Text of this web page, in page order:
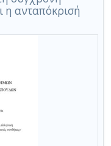
η ανταπόκρισή